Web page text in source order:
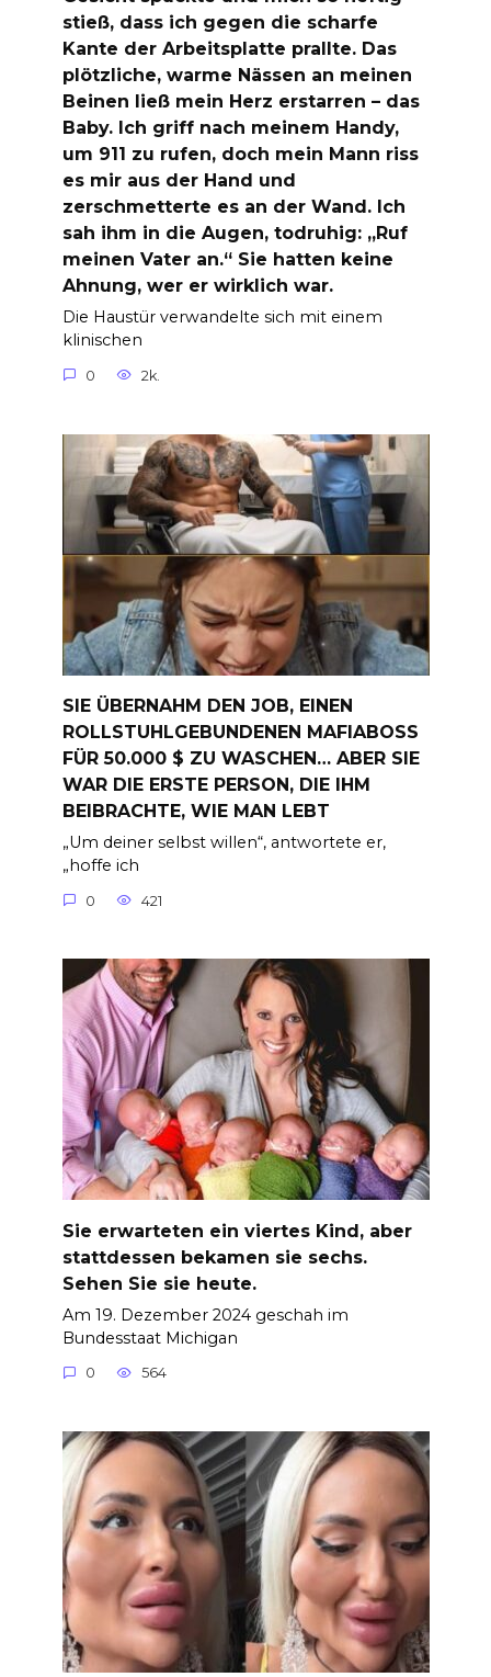
stieß, dass ich gegen die scharfe
Kante der Arbeitsplatte prallte. Das
plötzliche, warme Nässen an meinen
Beinen ließ mein Herz erstarren – das
Baby. Ich griff nach meinem Handy,
um 911 zu rufen, doch mein Mann riss
es mir aus der Hand und
zerschmetterte es an der Wand. Ich
sah ihm in die Augen, todruhig: „Ruf
meinen Vater an.“ Sie hatten keine
Ahnung, wer er wirklich war.
Die Haustür verwandelte sich mit einem
klinischen
0 2k.
SIE ÜBERNAHM DEN JOB, EINEN
ROLLSTUHLGEBUNDENEN MAFIABOSS
FÜR 50.000 $ ZU WASCHEN… ABER SIE
WAR DIE ERSTE PERSON, DIE IHM
BEIBRACHTE, WIE MAN LEBT
„Um deiner selbst willen“, antwortete er,
„hoffe ich
0 421
Sie erwarteten ein viertes Kind, aber
stattdessen bekamen sie sechs.
Sehen Sie sie heute.
Am 19. Dezember 2024 geschah im
Bundesstaat Michigan
0 564